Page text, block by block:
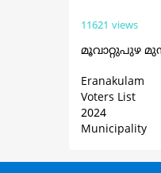
11621 views
മൂവാറ്റുപുഴ
Eranakulam
Voters List
2024
Municipality